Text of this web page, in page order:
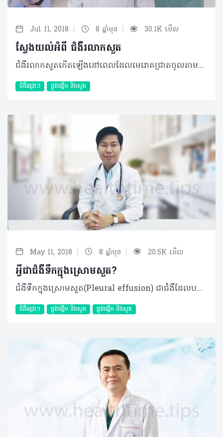
Jul 11, 2018 | 8 ឆ្នាំមុន | 30.1K មើល
ស្វែងយល់អំពី ជំងឺរលាកសួត
ជំងឺរលាកសួតកើតឡើងនៅពេលដែលមេរោគជ្រាតចូលតាមផ្លូវដង្ហើមទៅក្នុងសួត ហើយប្រព័ន្ធការពាររបស់ខ្លួនយើងមិនអាចទប់ទល់នឹងភាពកាចសាហាវរបស់វាបាន។ មេរោគនេះនឹងបង្កឲ្យមានការរលាកខូចខាតសាច់សួត និងធ្វើឲ្យមុខងារសួតថយចុះ។ នៅសហរដ្ឋអាមេរិច មានអ្នកជំងឺជាង ៦ម៉ឺននាក់បានស្លាប់ដោយសារជំងឺរលាកសួតនេះ។ ដោយឡែក នៅប្រទេសសិង្ហបុរី ជំងឺនេះបានដើរតួជាឃាតករទី២ដែលសំលាប់មនុស្សច្រើនជាងគេបន្ទាប់ពីជំងឺមហារីក។ យោងតាមរបាយការណ៍របស់អង្គការសុខភាពពិភពលោក ជារៀងរាល់ឆ្នាំមានអ្នកស្លាប់ដោយសារជំងឺនេះពី២៥ម៉ឺនទៅ៥លាននាក់។ ចំណែកឯនៅប្រទេសកម្ពុជាយើងវិញ ជំងឺរលាកសួតនេះក៏កំពុងតែសម្លាប់បងប្អូនប្រជាពលរដ្ឋជារៀងរាល់ថ្ងៃដែរ។ ១) រោគសញ្ញា - ក្តៅខ្លួន - ក្អក - ហត់ - ឈឺទ្រូង…។ ២) ការធ្វើរោគវិនិច្ឆ័យ អ្នកដែលប្រឈមមុខនឹងការកើតជំងឺរលាកសួតនេះ មានដូចជា៖ - មនុស្សចាស់ - អ្នកជំងឺដែលមានប្រព័ន្ធការពាររាងកាយខ្សោយ(ជំងឺទឹកនោមផ្អែម ជំងឺខ្សោយតំរងនោម ជំងឺមហារីក ជំងឺអេដស៍...) - អ្នកជំងឺមានបញ្ហាត្បៀតទងសួត ជាដើម។ យ៉ាងណាមិញ អ្នកមានសុខភាពបរិបូរណ៍ធម្មតា ក៏អាចកើតជំងឺរលាកសួតនេះបានដែរ។ ៣)ការព្យាបាល ជំងឺរលាកសួតជាជំងឺដែលអាចព្យាបាលជាសះស្បើយ ប្រសិនបើអ្នកជំងឺមកទទួលការព្យាបាលទាន់ពេលវេលា។ មេរោគដែលបង្កជំងឺនេះមានជាង១០០ប្រភេទ (រួមមានបាក់តេរី វីរុស ផ្សិត ប៉ារ៉ាស៊ីត ជាច្រើនប្រភេទ)។ ដូច្នេះដើម្បីសំគាល់អត្តសញ្ញាណមេរោគទាំងនេះ គ្រូពេទ្យនឹងអាចស្នើសុំ ការថតសួត ការពិនិត្យឈាម ការពិនិត្យកំហាក ការឆ្លុះទងសួតជាដើម ដើម្បីឈានដល់ការព្យាបាលប្រកបដោយប្រសិទ្ធិភាព និងទាន់ពេលវេលា។ ៤) ការវិវឌ្ឍ ផលវិបាកនៃជំងឺនេះ ករណីមិនមានដំណោះស្រាយទាន់ពេលវេលា អាចធ្វើឲ្យមេរោគរីករាលដាលខ្លាំងឡើងៗ រហូតដល់អាចជ្រៀតចូលពេញសារពាង្គកាយទាំងមូល និងអាចធ្វើឲ្យអ្នកជំងឺស្លាប់បាន។ ៥) ការការពារ សព្វថ្ងៃ មានវ៉ាក់សាំងមួយចំនួនអាចកាត់បន្ថយការកើតជំងឺរលាកសួតនេះ ដែលត្រូវបានណែនាំអោយប្រើដូចជាវ៉ាក់សាំងផ្តាសាយInfluenza វ៉ាក់សាំងPneumococcus ជាដើម។ បកស្រាយដោយ ៖ លោក វេជ្ជបណ្ឌិត ពៅ សុធា ឯកទេស ជំងឺប្រព័ន្ធដង្ហើមនៃមន្ទីរពេទ្យ ព្រះកុសមៈ និងមន្ទីរពេទ្យ សូរិយា ©2018 រក្សាសិទ្ធិគ្រប់យ៉ាង​ដោយ Healthtime Corporation ចំពោះគ្រប់អត្ថបទដោយគ្មានផ្នែកណាមួយត្រូវបោះពុម្ពផ្សាយចូល ប្រព័ន្ធអ៊ីនធឺណែតឧបករណ៍អេឡិចត្រូនិកអាត់ជាសំឡេងឬថតចំលងគ្រប់រូបភាពដោយគ្មានការអនុញ្ញាតឡើយ
ជំងឺផ្សេងៗ ផ្លូវដង្ហើម និងសួត
May 11, 2018 | 8 ឆ្នាំមុន | 20.5K មើល
អ្វីជាជំងឺទឹកក្នុងស្រោមសួត?
ជំងឺទឹកក្នុងស្រោមសួត(Pleural effusion) ជាជំងឺដែលបណ្ដាលមកពីមានវត្តមានទឹក(Liquide)ច្រើនខុសធម្មតានៅក្នុងចន្លោះសួត និងប្រអប់ទ្រូង(Visceral and Parietal pleura) ។ ជាធម្មតា នៅចន្លោះរវាង សួត និង ប្រអប់ទ្រូង (pleural space) តែងតែមានបរិមាណទឹកតិចតួច (10-20ml) សំរាប់ជាសំណើមជួយសម្រួល(Lubricate) នៅពេលសួត កកិតជាមួយប្រអប់ទ្រូងក្នុងកំឡុងពេលធ្វើចលនាដង្ហើម ប៉ុន្តែបរិមាណទឹកនេះអាចកើនឡើងខុសធម្មតានៅក្នុងករណីមួយចំនួន។ នៅពេលដែលបរិមាណទឹកនេះកើនឡើងច្រើនក្នុងកម្រិតណាមួយ វាអាចបណ្តាលអោយអ្នកជំងឺហត់ ពិបាកដកដង្ហើម ឈឺទ្រូង ក្អក និង រួមផ្សំជាមួយសញ្ញាមួយចំនួនទៀតប្រែប្រួលទៅតាមមូលហេតុរបស់វា។ ជាទូទៅ គេចែកប្រភេទទឹកនេះជា2ក្រុមធំៗ៖ -Transudative pleural effusion: ទឹកប្រភេទនេះអាចជាលទ្ធផលនៃការធ្លាក់ចុះប្រូតេអ៊ីនក្នុងឈាម ឬ កើនឡើងសំពាធក្នុងសរសៃឈាម ដែលលក្ខខណ្ឌ័ទាំង2នេះជំរុញអោយមានការជ្រាបទឹកពីសសៃឈាមចាក់ចូលទៅក្នងចន្លោះស្រោមសួត។ ជាធម្មតា បើគេវិភាគឃើញទឹកប្រភេទនេះ គេអាចសន្និដ្ឋានបានថាស្រោមសួតពុំមានជំងឺទេ មូលហេតុគឺមកពីជំងឺផ្សេង។ -exudative pleural effusion: ទឹកប្រភេទនេះភាគច្រើនជាផលនៃការរលាកស្រោមសួតផ្ទាល់ដោយមេរោគប្រភេទណាមួយ ឬ ដោយជំងឺមហារីក និងជំងឺមួយចំនួនទៀត។ គេអាចដឹងថាមានទឹកចូលក្នុងស្រោមសួតបាន ដំបូងតាមរយៈការថតសួតដោយកាំរស្មី (Chest X-ray) ហើយគេអាចបញ្ជាក់អោយបានកាន់តែច្បាស់លាស់នូវបរិមាណ ជំរៅ កំហាប់ទឹក និងភាពស្អិត (loculation) ដោយការធ្វើ Ultrasound និង Scan។ ការព្យាបាលជំងឺនេះអោយមានប្រសិទ្ធភាព ទាមទារជាមុន នូវការធ្វើរោគវិនិច្ឆ័យរកមូលហេតុអោយបានត្រឹមត្រូវច្បាស់លាស់ តាមរយៈការសិក្សាលើរោគសញ្ញារាងកាយ ការបូមទឹកស្រោមសួតទៅពិនិត្យវិភាគ (Thoracentesis) ហើយក្នុងករណីខ្លះ គឺតំរូវរហូតដល់ការច្រិបសាច់ស្រោមសួត(Pleural biopsy) យកទៅវិភាគទៀតផង។ ការបូមទឹកពីក្នុងស្រោមសួត ឬច្រិបសាច់សួត ត្រូវធ្វើដោយគ្រូពេទ្យជំនាញ ហើយក្នុងករណីខ្លះត្រូវទាមទារអោយមានការតម្រង់ទិស និងដៅចំណុចដែលត្រូវបូមអោយបានជាក់លាក់ ដើម្បីអោយការបូមមានប្រសិទ្ធភាព និងជៀសវាងនូវផលវិបាកផ្សេងៗ ដូចជា ខ្យល់ចូលក្នុងស្រោមសួត(Pneumothorax) ការហូរឈាមច្រើន និងចាក់ម្ចុលចំសរីរាង្គផ្សេង។ បកស្រាយដោយ វេជ្ជបណ្ឌិត អ៊ឹម វិសិដ្ឋ ឯកទេសជំងឺសួត មន្ទីរពេទ្យមិត្តភាពខ្មែរសូវៀត លេខ ទូរស័ព្ទទំនាក់ទំនង(017 333 251) ©2018 រក្សាសិទ្ធិគ្រប់យ៉ាងដោយ Healthtime Corporation ចំពោះគ្រប់អត្ថបទដោយគ្មានផ្នែកណាមួយត្រូវបោះពុម្ពផ្សាយចូល ប្រព័ន្ធអ៊ីនធឺណែតឧបករណ៍អេឡិចត្រូនិកអាត់ជាសំឡេង ឬថតចំលងគ្រប់រូបភាពដោយគ្មានការអនុញ្ញាតឡើយ
ជំងឺផ្សេងៗ ផ្លូវដង្ហើម និងសួត ផ្លូវដង្ហើម និងសួត